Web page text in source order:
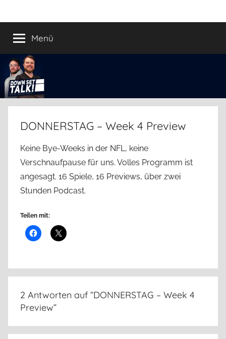
Inhalt
springen
Down
Set
Talk!
PodcastMenü
DONNERSTAG – Week 4 Preview
Keine Bye-Weeks in der NFL, keine
Verschnaufpause für uns. Volles Programm ist
angesagt. 16 Spiele, 16 Previews, über zwei
Stunden Podcast.
Teilen mit:
2 Antworten auf “DONNERSTAG – Week 4
Preview”